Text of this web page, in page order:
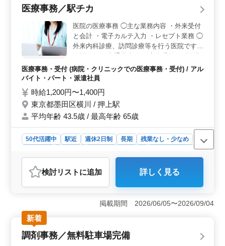
験を活かし、ブランクがある方もスキルを発揮できる仕
通勤負担を抑えられる環境です。交通費支給や賞与、社
会保険など福利厚生も整っており、安心して長く働ける
環境です。
医療事務／駅チカ
医院の医療事務 ◯主な業務内容 ・外来受付
と会計 ・電子カルテ入力 ・レセプト業務 ◯
外来内科診療、訪問診療等を行う医院です。
場で得た知識を活かせます。 即戦力のベテ
ラン事務員さん、ぜひご応募ください。
医療事務・受付 (病院・クリニックでの医療事務・受付) / アル
バイト・パート・派遣社員
時給1,200円〜1,400円
東京都墨田区横川 / 押上駅
平均年齢 43.5歳 / 最高年齢 65歳
50代活躍中 駅近 週休2日制 長期
残業なし・少なめ
医療事務・受付
おすすめポイント
＜駅近×残業なしで働きやすい＞ 押上駅から通いやすい
駅チカの職場で、完全週休2日制を採用しています。残業
なしの環境で、生活リズムを整えながら無理なく勤務で
きる点が魅力です。 ＜医療事務経験を活かせる＞
外来受付や会計、電子カルテ入力、レセプト業務など幅
広い業務を担当します。これまで培った診療報酬請求の
経験を活かし、即戦力として活躍できます。 ＜通勤
検討リスト に追加 詳しく見る
掲載期間 2026/06/05〜2026/09/04
新着
調剤事務／無料駐車場完備